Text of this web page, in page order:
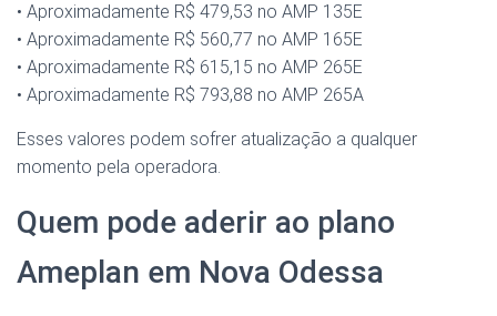
• Aproximadamente R$ 479,53 no AMP 135E
• Aproximadamente R$ 560,77 no AMP 165E
• Aproximadamente R$ 615,15 no AMP 265E
• Aproximadamente R$ 793,88 no AMP 265A
Esses valores podem sofrer atualização a qualquer
momento pela operadora.
Quem pode aderir ao plano
Ameplan em Nova Odessa